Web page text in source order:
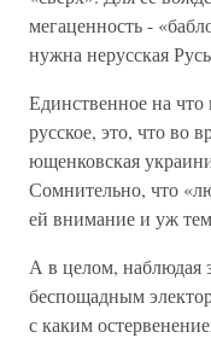
мегаценность -
нужна нерусская
Единственное на что
русское, это, что во
ющенковская
Сомнительно, что
ей внимание и уж
А в целом, наблюдая
беспощадным
с каким